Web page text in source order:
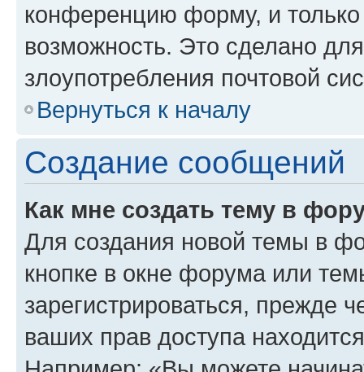
конференцию форму, и
возможность. Это сделано
злоупотребления почтовой
Вернуться к началу
Создание сообщений
Как мне создать тему в
Для создания новой темы в
кнопке в окне форума или
зарегистрироваться, прежде
ваших прав доступа